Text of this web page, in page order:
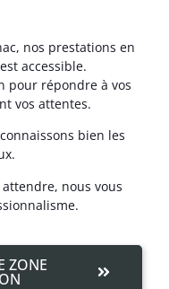
nos prestations en
accessible.
pour répondre à vos
vos attentes.
bien les
nous vous
ZONE